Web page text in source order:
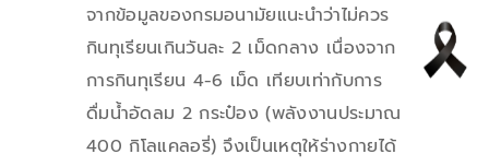
จากข้อมูลของกรมอนามัยแนะนำว่าไม่ควร
กินทุเรียนเกินวันละ 2 เม็ดกลาง เนื่องจาก
การกินทุเรียน 4-6 เม็ด เทียบเท่ากับการ
ดื่มน้ำอัดลม 2 กระป๋อง (พลังงานประมาณ
400 กิโลแคลอรี่) จึงเป็นเหตุให้ร่างกายได้